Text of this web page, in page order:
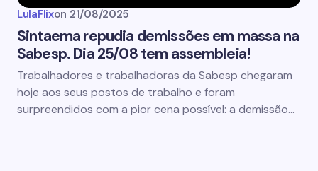
LulaFlixon 21/08/2025
Sintaema repudia demissões em massa na
Sabesp. Dia 25/08 tem assembleia!
Trabalhadores e trabalhadoras da Sabesp chegaram
hoje aos seus postos de trabalho e foram
surpreendidos com a pior cena possível: a demissão…